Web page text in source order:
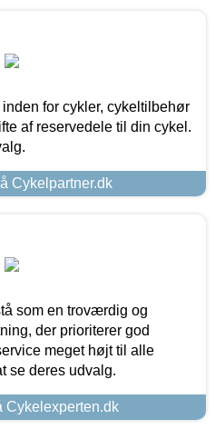
for cykler, cykeltilbehør
af reservedele til din cykel.
Cykelpartner.dk
som en troværdig og
der prioriterer god
meget højt til alle
se deres udvalg.
Cykelexperten.dk